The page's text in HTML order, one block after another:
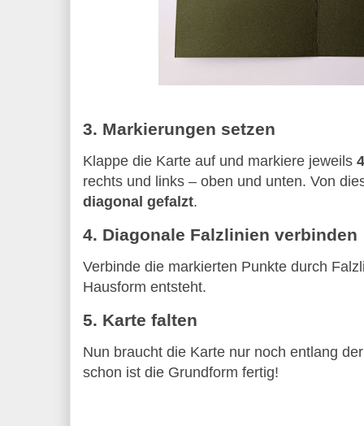
3. Markierungen setzen
Klappe die Karte auf und markiere jeweils
rechts und links – oben und unten. Von
diagonal gefalzt.
4. Diagonale Falzlinien verbinden
Verbinde die markierten Punkte durch
Hausform entsteht.
5. Karte falten
Nun braucht die Karte nur noch entlang
schon ist die Grundform fertig!